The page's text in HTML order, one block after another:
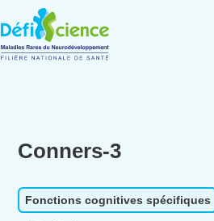
Conners-3
Fonctions cognitives spécifiques
Panneau de gestion des cookies